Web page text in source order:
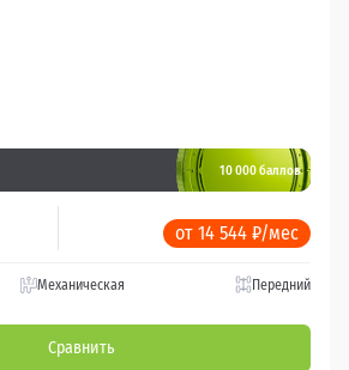
10 000 баллов
от 14 544 ₽/мес
Механическая Передний
Сравнить